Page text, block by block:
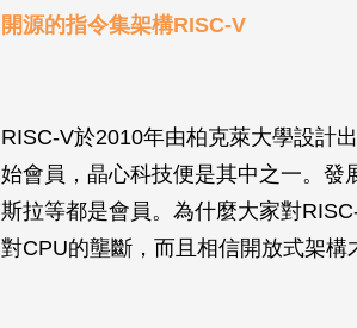
開源的指令集架構RISC-V
RISC-V於2010年由柏克萊大學設計
始會員，晶心科技便是其中之一。
斯拉等都是會員。為什麼大家對
對CPU的壟斷，而且相信開放式架構